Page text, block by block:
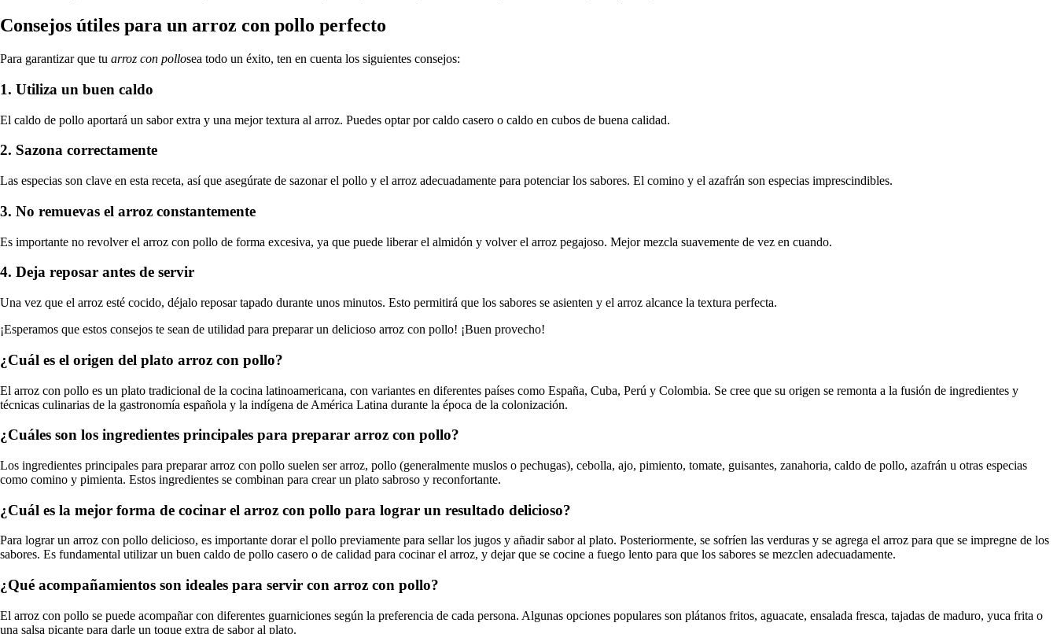
Consejos útiles para un arroz con pollo perfecto
Para garantizar que tu arroz con pollosea todo un éxito, ten en cuenta los siguientes consejos:
1. Utiliza un buen caldo
El caldo de pollo aportará un sabor extra y una mejor textura al arroz. Puedes optar por caldo casero o caldo en cubos de buena calidad.
2. Sazona correctamente
Las especias son clave en esta receta, así que asegúrate de sazonar el pollo y el arroz adecuadamente para potenciar los sabores. El comino y el azafrán son especias imprescindibles.
3. No remuevas el arroz constantemente
Es importante no revolver el arroz con pollo de forma excesiva, ya que puede liberar el almidón y volver el arroz pegajoso. Mejor mezcla suavemente de vez en cuando.
4. Deja reposar antes de servir
Una vez que el arroz esté cocido, déjalo reposar tapado durante unos minutos. Esto permitirá que los sabores se asienten y el arroz alcance la textura perfecta.
¡Esperamos que estos consejos te sean de utilidad para preparar un delicioso arroz con pollo! ¡Buen provecho!
¿Cuál es el origen del plato arroz con pollo?
El arroz con pollo es un plato tradicional de la cocina latinoamericana, con variantes en diferentes países como España, Cuba, Perú y Colombia. Se cree que su origen se remonta a la fusión de ingredientes y
técnicas culinarias de la gastronomía española y la indígena de América Latina durante la época de la colonización.
¿Cuáles son los ingredientes principales para preparar arroz con pollo?
Los ingredientes principales para preparar arroz con pollo suelen ser arroz, pollo (generalmente muslos o pechugas), cebolla, ajo, pimiento, tomate, guisantes, zanahoria, caldo de pollo, azafrán u otras especias
como comino y pimienta. Estos ingredientes se combinan para crear un plato sabroso y reconfortante.
¿Cuál es la mejor forma de cocinar el arroz con pollo para lograr un resultado delicioso?
Para lograr un arroz con pollo delicioso, es importante dorar el pollo previamente para sellar los jugos y añadir sabor al plato. Posteriormente, se sofríen las verduras y se agrega el arroz para que se impregne de los
sabores. Es fundamental utilizar un buen caldo de pollo casero o de calidad para cocinar el arroz, y dejar que se cocine a fuego lento para que los sabores se mezclen adecuadamente.
¿Qué acompañamientos son ideales para servir con arroz con pollo?
El arroz con pollo se puede acompañar con diferentes guarniciones según la preferencia de cada persona. Algunas opciones populares son plátanos fritos, aguacate, ensalada fresca, tajadas de maduro, yuca frita o
una salsa picante para darle un toque extra de sabor al plato.